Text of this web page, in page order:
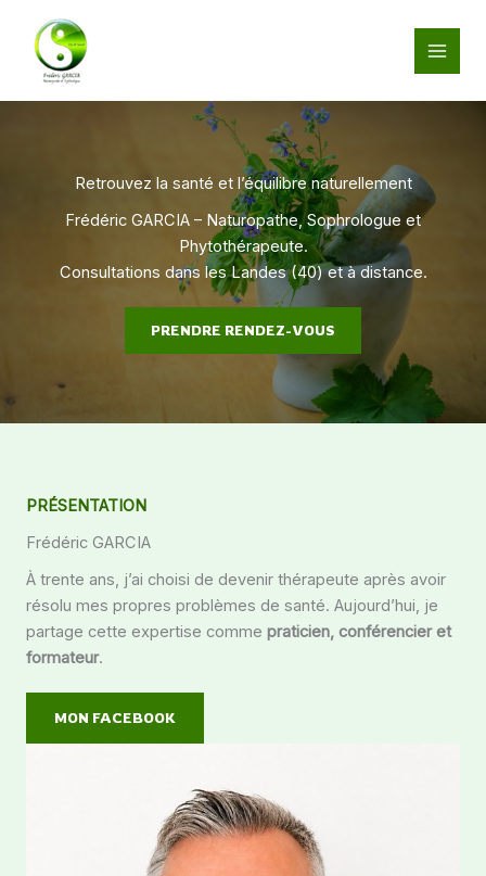
contenu
Retrouvez la santé et l’équilibre naturellement
Frédéric GARCIA – Naturopathe, Sophrologue et
Phytothérapeute.
Consultations dans les Landes (40) et à distance.
PRENDRE RENDEZ-VOUS
PRÉSENTATION
Frédéric GARCIA
À trente ans, j’ai choisi de devenir thérapeute après avoir
résolu mes propres problèmes de santé. Aujourd’hui, je
partage cette expertise comme praticien, conférencier et
formateur.
MON FACEBOOK